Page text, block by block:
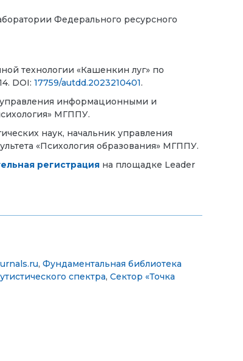
Федерального ресурсного
технологии «Кашенкин луг» по
DOI: 17759/autdd.2023210401.
управления информационными и
МГППУ.
наук, начальник управления
«Психология образования» МГППУ.
регистрация на площадке Leader
, Фундаментальная библиотека
спектра, Сектор «Точка